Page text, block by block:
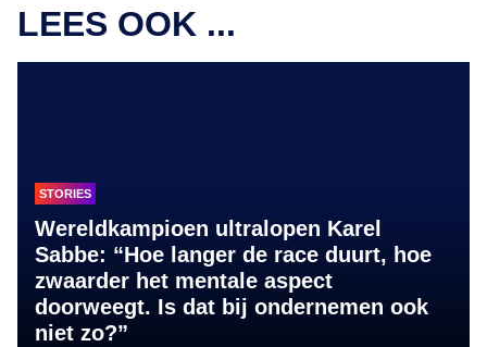
LEES OOK ...
STORIES
Wereldkampioen ultralopen Karel
Sabbe: “Hoe langer de race duurt, hoe
zwaarder het mentale aspect
doorweegt. Is dat bij ondernemen ook
niet zo?”